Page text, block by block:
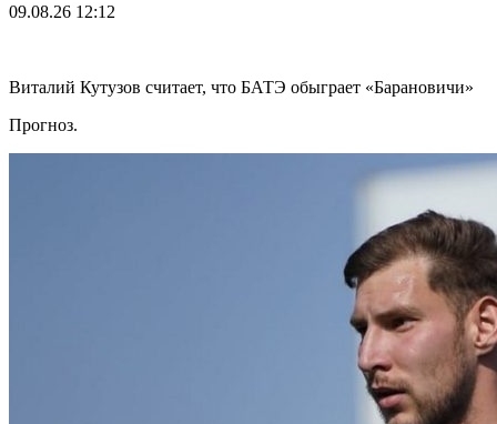
09.08.26 12:12
Виталий Кутузов считает, что БАТЭ обыграет «Барановичи»
Прогноз.